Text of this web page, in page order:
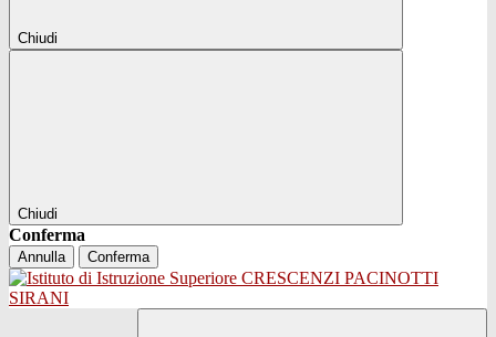
Chiudi
Chiudi
Conferma
Annulla Conferma